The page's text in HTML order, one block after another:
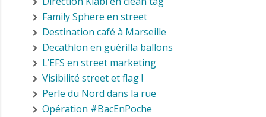
Family Sphere en street
Destination café à Marseille
Decathlon en guérilla ballons
L’EFS en street marketing
Visibilité street et flag !
Perle du Nord dans la rue
Opération #BacEnPoche